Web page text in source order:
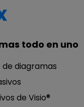
todo en uno
de diagramas
de Visio®